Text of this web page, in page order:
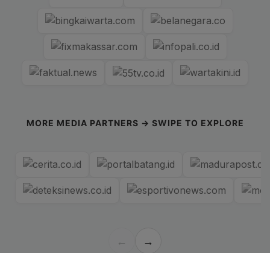
MORE MEDIA PARTNERS → SWIPE TO EXPLORE
← →